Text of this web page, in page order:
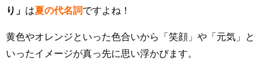
り」 は夏の代名詞ですよね！
黄色やオレンジといった色合いから「笑顔」や「元気」と
いったイメージが真っ先に思い浮かびます。